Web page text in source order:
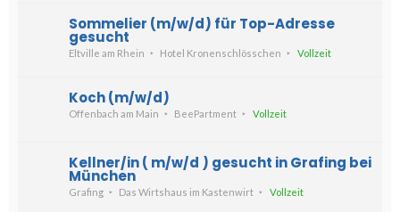
Sommelier (m/w/d) für Top-Adresse
gesucht
Eltville am Rhein Hotel Kronenschlösschen Vollzeit
Koch (m/w/d)
Offenbach am Main BeePartment Vollzeit
Kellner/in ( m/w/d ) gesucht in Grafing bei
München
Grafing Das Wirtshaus im Kastenwirt Vollzeit